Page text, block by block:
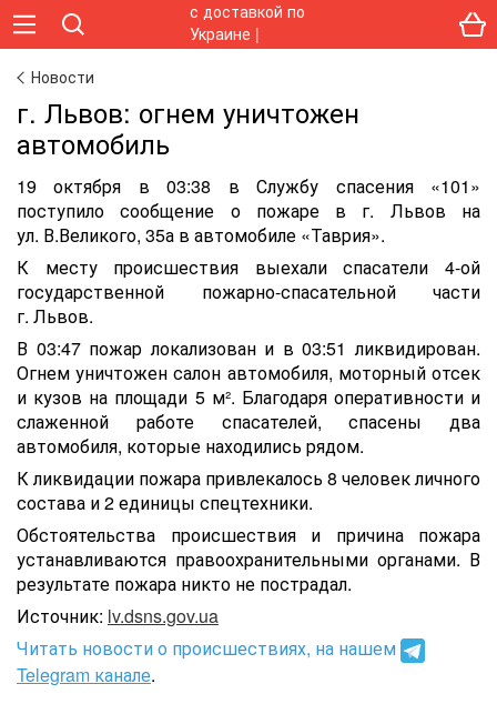
Новости
г. Львов: огнем уничтожен
автомобиль
19 октября в 03:38 в Службу спасения «101»
поступило сообщение о пожаре в г. Львов на
ул. В.Великого, 35а в автомобиле «Таврия».
К месту происшествия выехали спасатели 4-ой
государственной пожарно-спасательной части
г. Львов.
В 03:47 пожар локализован и в 03:51 ликвидирован.
Огнем уничтожен салон автомобиля, моторный отсек
и кузов на площади 5 м². Благодаря оперативности и
слаженной работе спасателей, спасены два
автомобиля, которые находились рядом.
К ликвидации пожара привлекалось 8 человек личного
состава и 2 единицы спецтехники.
Обстоятельства происшествия и причина пожара
устанавливаются правоохранительными органами. В
результате пожара никто не пострадал.
Источник: lv.dsns.gov.ua
Читать новости о происшествиях, на нашем
Telegram канале.